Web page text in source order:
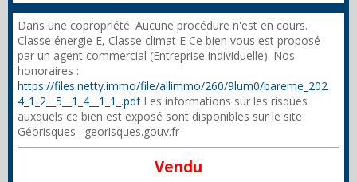
Dans une copropriété. Aucune procédure n'est en cours.
Classe énergie E, Classe climat E Ce bien vous est proposé
par un agent commercial (Entreprise individuelle). Nos
honoraires :
https://files.netty.immo/file/allimmo/260/9lum0/bareme_202
4_1_2__5__1_4__1_1_.pdfLes informations sur les risques
auxquels ce bien est exposé sont disponibles sur le site
Géorisques : georisques.gouv.fr
Vendu